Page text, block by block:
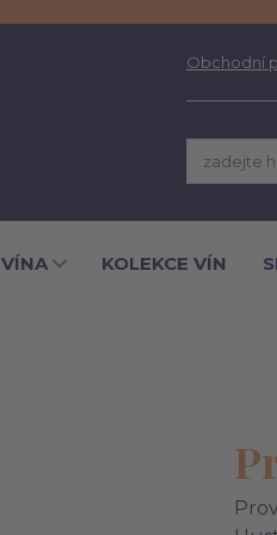
Obchodní
VÍNA KOLEKCE VÍN